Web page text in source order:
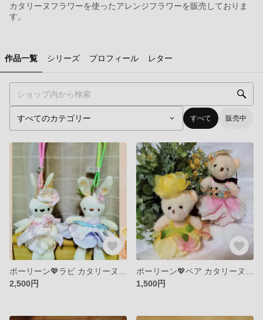
カタリーヌフラワーを使ったアレンジフラワーを販売しておりま
す。
作品一覧 シリーズ プロフィール レター
すべて 販売中
2,500円
1,500円